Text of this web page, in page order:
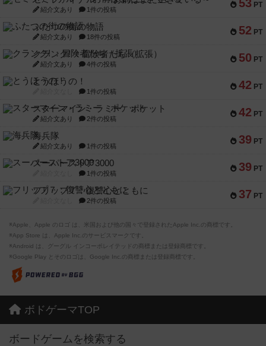
53 PT
紹介文あり 1件の投稿
52 PT
ふたつの街の物語
紹介文あり 18件の投稿
50 PT
クランク! ：冒険者たち（拡張）
紹介文あり 4件の投稿
42 PT
とうほうの！
1件の投稿
42 PT
スターマイン・ラミー ポケット
紹介文あり 2件の投稿
39 PT
海兵隊
紹介文あり 1件の投稿
39 PT
スーパーストア3000
1件の投稿
37 PT
フリップ７：復讐心とともに
2件の投稿
※Apple、Apple のロゴ は、米国および他の国々で登録されたApple Inc.の商標です。
※App Store は、Apple Inc.のサービスマークです。
※Android は、グーグル インコーポレイテッドの商標または登録商標です。
※Google Play とそのロゴは、Google Inc.の商標または登録商標です。
ボドゲーマTOP
ボードゲームを検索する